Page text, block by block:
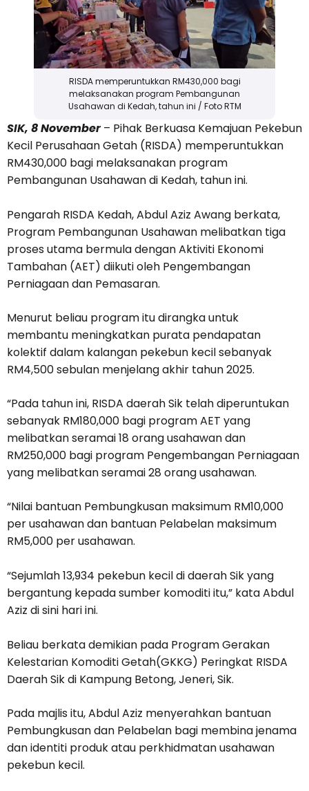
RISDA memperuntukkan RM430,000 bagi
melaksanakan program Pembangunan
Usahawan di Kedah, tahun ini / Foto RTM
SIK, 8 November– Pihak Berkuasa Kemajuan Pekebun
Kecil Perusahaan Getah (RISDA) memperuntukkan
RM430,000 bagi melaksanakan program
Pembangunan Usahawan di Kedah, tahun ini.
Pengarah RISDA Kedah, Abdul Aziz Awang berkata,
Program Pembangunan Usahawan melibatkan tiga
proses utama bermula dengan Aktiviti Ekonomi
Tambahan (AET) diikuti oleh Pengembangan
Perniagaan dan Pemasaran.
Menurut beliau program itu dirangka untuk
membantu meningkatkan purata pendapatan
kolektif dalam kalangan pekebun kecil sebanyak
RM4,500 sebulan menjelang akhir tahun 2025.
“Pada tahun ini, RISDA daerah Sik telah diperuntukan
sebanyak RM180,000 bagi program AET yang
melibatkan seramai 18 orang usahawan dan
RM250,000 bagi program Pengembangan Perniagaan
yang melibatkan seramai 28 orang usahawan.
“Nilai bantuan Pembungkusan maksimum RM10,000
per usahawan dan bantuan Pelabelan maksimum
RM5,000 per usahawan.
“Sejumlah 13,934 pekebun kecil di daerah Sik yang
bergantung kepada sumber komoditi itu,” kata Abdul
Aziz di sini hari ini.
Beliau berkata demikian pada Program Gerakan
Kelestarian Komoditi Getah(GKKG) Peringkat RISDA
Daerah Sik di Kampung Betong, Jeneri, Sik.
Pada majlis itu, Abdul Aziz menyerahkan bantuan
Pembungkusan dan Pelabelan bagi membina jenama
dan identiti produk atau perkhidmatan usahawan
pekebun kecil.